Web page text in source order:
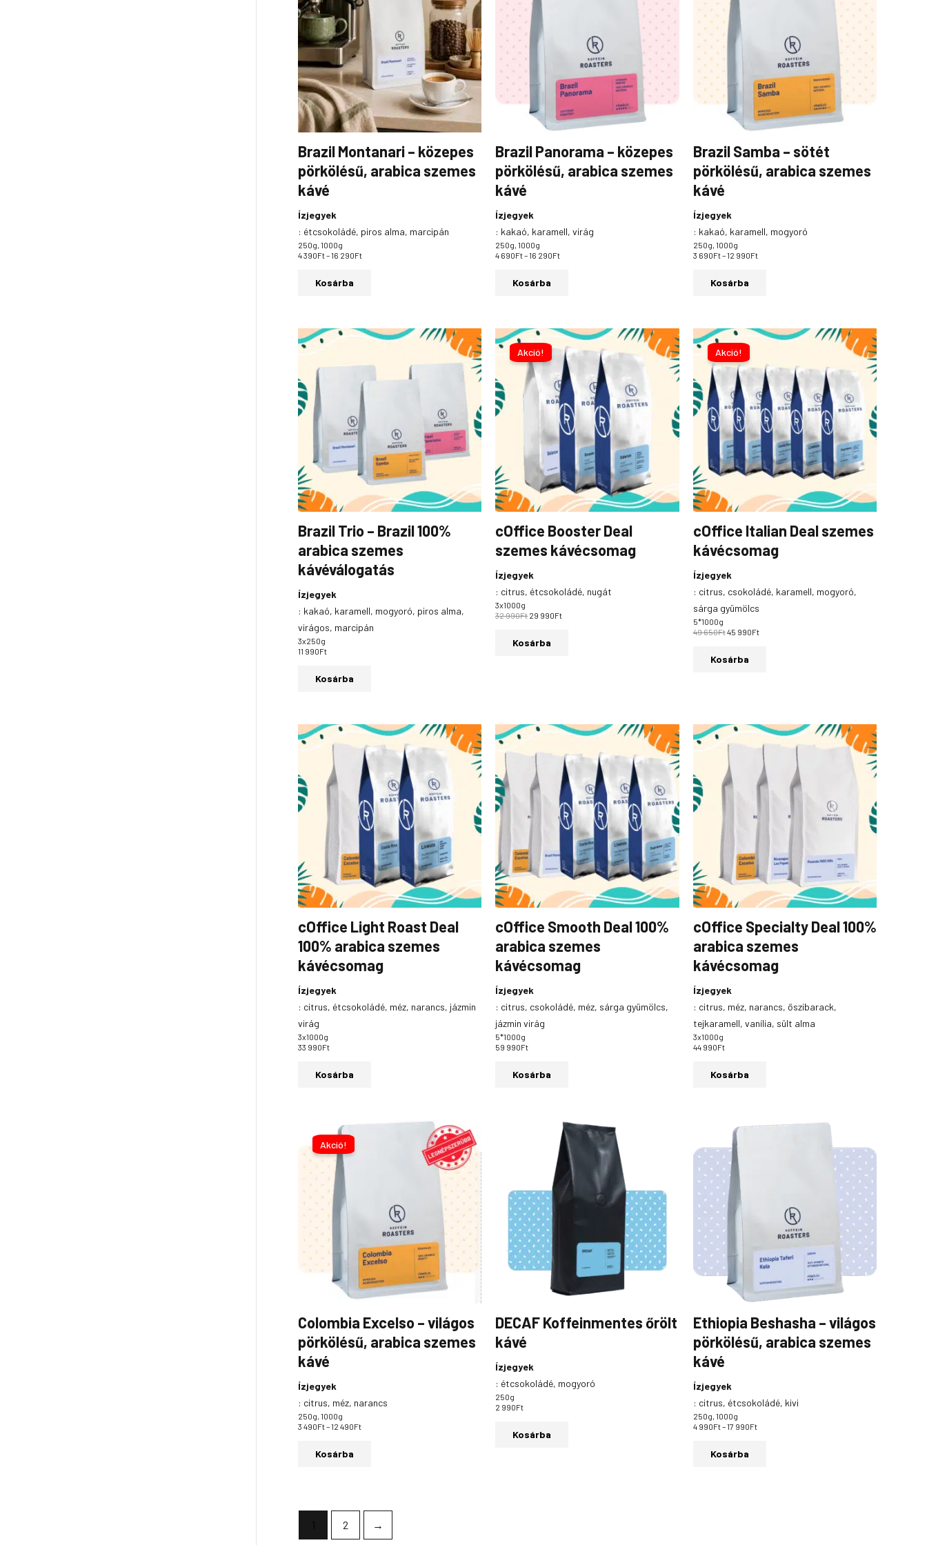
Brazil Montanari – közepes
pörkölésű, arabica szemes
kávé
Ízjegyek
: étcsokoládé, piros alma, marcipán
250g, 1000g
4 390Ft–16 290Ft
290Ft
Kosárba
variációja
van.
változatok
a
termékoldalon
választhatók
Brazil Panorama – közepes
pörkölésű, arabica szemes
kávé
Ízjegyek
: kakaó, karamell, virág
250g, 1000g
4 690Ft–16 290Ft
Kosárba
van.
változatok
a
termékoldalon
választhatók
Brazil Samba – sötét
pörkölésű, arabica szemes
kávé
Ízjegyek
: kakaó, karamell, mogyoró
250g, 1000g
3 690Ft–12 990Ft
Kosárba
változatok
a
termékoldalon
választhatók
Brazil Trio – Brazil 100%
arabica szemes
kávéválogatás
Ízjegyek
: kakaó, karamell, mogyoró, piros alma,
virágos, marcipán
3x250g
11 990Ft
Kosárba
Akció!
cOffice Booster Deal
szemes kávécsomag
Ízjegyek
: citrus, étcsokoládé, nugát
3x1000g
32 990Ft
Original
price
was:
32
990Ft.
29 990Ft
Current
price
is:
29
990Ft.
Kosárba
Akció!
cOffice Italian Deal szemes
kávécsomag
Ízjegyek
: citrus, csokoládé, karamell, mogyoró,
sárga gyümölcs
5*1000g
49 650Ft
Original
price
was:
49
650Ft.
45 990Ft
Current
price
45
990Ft.
Kosárba
cOffice Light Roast Deal
100% arabica szemes
kávécsomag
Ízjegyek
: citrus, étcsokoládé, méz, narancs, jázmin
virág
3x1000g
33 990Ft
Kosárba
cOffice Smooth Deal 100%
arabica szemes
kávécsomag
Ízjegyek
: citrus, csokoládé, méz, sárga gyümölcs,
jázmin virág
5*1000g
59 990Ft
Kosárba
cOffice Specialty Deal 100%
arabica szemes
kávécsomag
Ízjegyek
: citrus, méz, narancs, őszibarack,
tejkaramell, vanília, sült alma
3x1000g
44 990Ft
Kosárba
Akció!
Colombia Excelso – világos
pörkölésű, arabica szemes
kávé
Ízjegyek
: citrus, méz, narancs
250g, 1000g
3 490Ft–12 490Ft
Ártartomány:
Kosárba
Ennek
van.
változatok
a
termékoldalon
választhatók
DECAF Koffeinmentes őrölt
kávé
Ízjegyek
: étcsokoládé, mogyoró
250g
2 990Ft
Kosárba
Ethiopia Beshasha – világos
pörkölésű, arabica szemes
kávé
Ízjegyek
: citrus, étcsokoládé, kivi
250g, 1000g
4 990Ft–17 990Ft
Ártartomány:
Kosárba
Ennek
van.
változatok
a
termékoldalon
választhatók
1 2 →